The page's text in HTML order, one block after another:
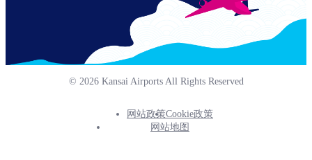
© 2026 Kansai Airports All Rights Reserved
Footer
网站政策Cookie政策
网站地图